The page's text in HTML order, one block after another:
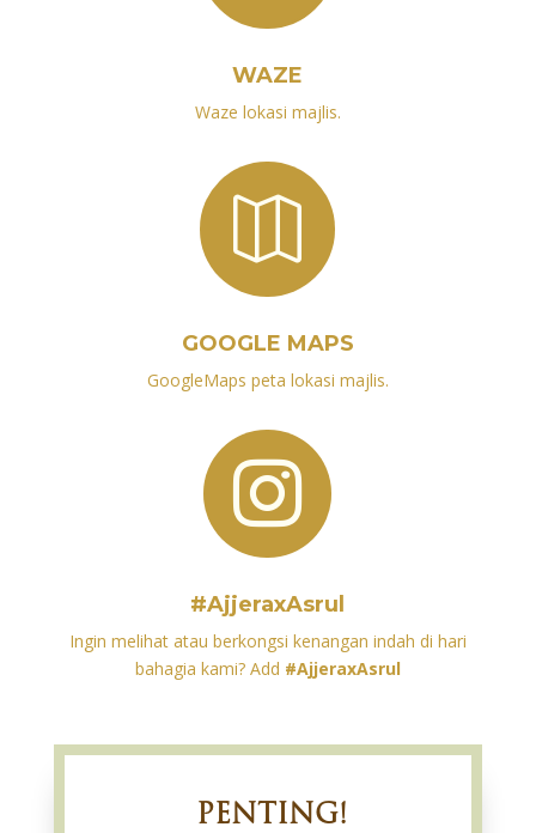
WAZE
Waze lokasi majlis.

GOOGLE MAPS
GoogleMaps peta lokasi majlis.

#AjjeraxAsrul
Ingin melihat atau berkongsi kenangan indah di hari
bahagia kami? Add #AjjeraxAsrul
PENTING!